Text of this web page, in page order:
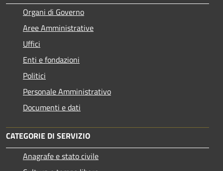
Organi di Governo
Aree Amministrative
Uffici
Enti e fondazioni
Politici
Personale Amministrativo
Documenti e dati
CATEGORIE DI SERVIZIO
Anagrafe e stato civile